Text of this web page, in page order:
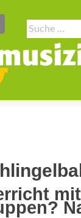
Suche
nach:
NAVIGATION
mit